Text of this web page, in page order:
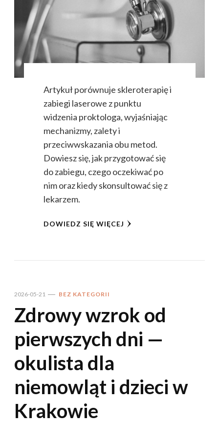
Artykuł porównuje skleroterapię i
zabiegi laserowe z punktu
widzenia proktologa, wyjaśniając
mechanizmy, zalety i
przeciwwskazania obu metod.
Dowiesz się, jak przygotować się
do zabiegu, czego oczekiwać po
nim oraz kiedy skonsultować się z
lekarzem.
DOWIEDZ SIĘ WIĘCEJ
2026-05-21 BEZ KATEGORII
Zdrowy wzrok od
pierwszych dni —
okulista dla
niemowląt i dzieci w
Krakowie